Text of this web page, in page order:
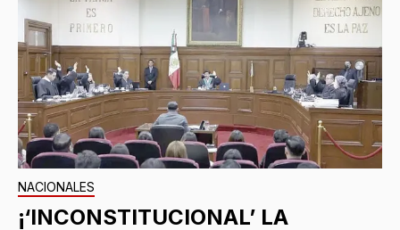
NACIONALES
¡‘INCONSTITUCIONAL’ LA